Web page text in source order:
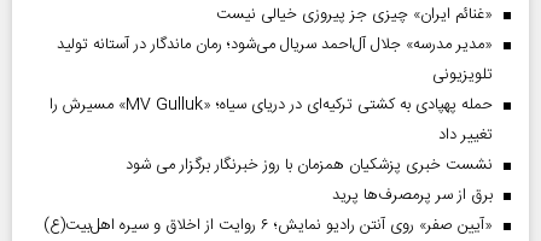
«غنائم ایران» چیزی جز پیروزی خیالی نیست
«مدیر مدرسه» جلال آل‌احمد سریال می‌شود؛ رمان ماندگار در آستانه تولید
تلویزیونی
حمله پهپادی به کشتی ترکیه‌ای در دریای سیاه؛ «MV Gulluk» مسیرش را
تغییر داد
نشست خبری پزشکیان همزمان با روز خبرنگار برگزار می شود
برق از سر پرمصرف‌ها پرید
«آیین صفر» روی آنتن رادیو نمایش؛ ۶ روایت از اخلاق و سیره اهل‌بیت(ع)